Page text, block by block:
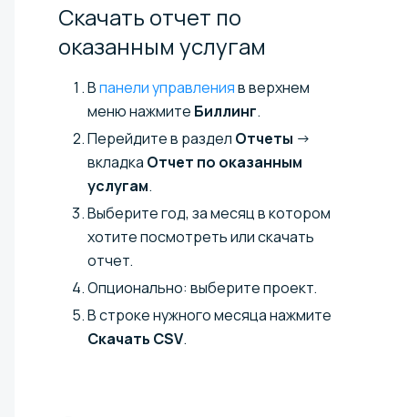
Скачать отчет по
оказанным услугам
Впанели управленияв верхнем
меню нажмите Биллинг.
Перейдите в раздел Отчеты →
вкладка Отчет по оказанным
услугам.
Выберите год, за месяц в котором
хотите посмотреть или скачать
отчет.
Опционально: выберите проект.
В строке нужного месяца нажмите
Скачать CSV.